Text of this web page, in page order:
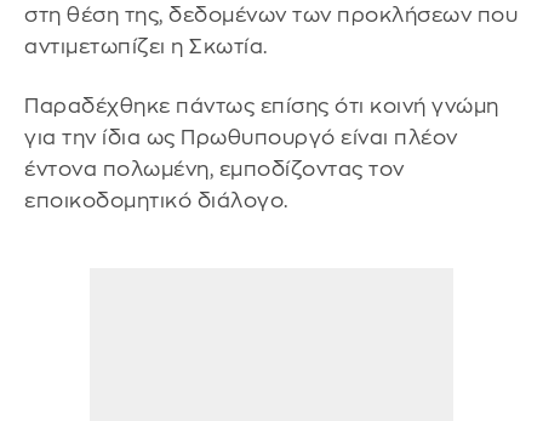
στη θέση της, δεδομένων των προκλήσεων που
αντιμετωπίζει η Σκωτία.
Παραδέχθηκε πάντως επίσης ότι κοινή γνώμη
για την ίδια ως Πρωθυπουργό είναι πλέον
έντονα πολωμένη, εμποδίζοντας τον
εποικοδομητικό διάλογο.